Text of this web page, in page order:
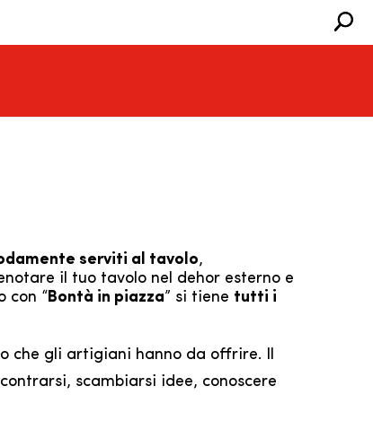
serviti al tavolo,
il tuo tavolo nel dehor esterno e
con “Bontà in piazza” si tiene tutti i
che gli artigiani hanno da offrire. Il
scambiarsi idee, conoscere